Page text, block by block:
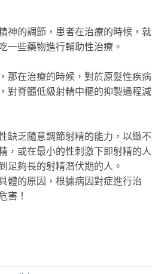
的調節，患者在治療的時候，就
一些藥物進行輔助性治療。
在治療的時候，對於原髮性疾病
對脊髓低級射精中樞的抑製過程減
乏隨意調節射精的能力，以緻不
，或在最小的性刺激下即射精的人
足夠長的射精潛伏期的人。
的原因，根據病因對症進行治
害！